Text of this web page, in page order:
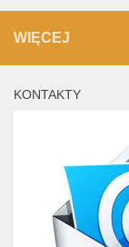
WIĘCEJ
KONTAKTY